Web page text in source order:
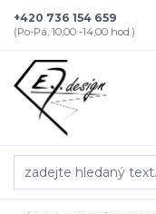
+420 736 154 659
(Po-Pá, 10,00 -14,00 hod.)